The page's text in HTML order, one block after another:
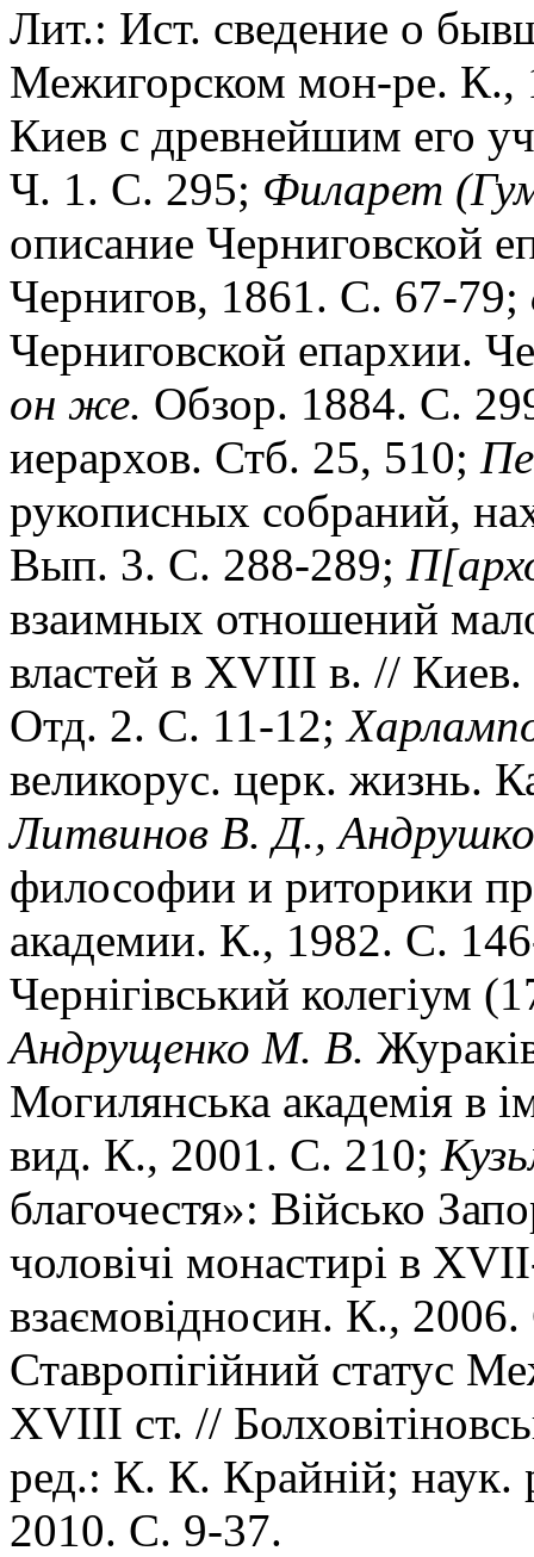
Лит.: Ист. сведение о
Межигорском мон-ре.
Киев с древнейшим его
Ч. 1. С. 295; Филарет
описание Черниговской
Чернигов, 1861. С. 67-79;
Черниговской епархии.
он же. Обзор. 1884. С.
иерархов. Стб. 25, 510;
рукописных собраний,
Вып. 3. С. 288-289;
взаимных отношений
властей в XVIII в. //
Отд. 2. С. 11-12;
великорус. церк. жизнь.
Литвинов В. Д.,
философии и риторики
академии. К., 1982. С.
Чернiгiвський колегiум
Андрущенко М. В.
Могилянська академiя в
вид. К., 2001. С. 210;
благочестя»: Вiйсько
чоловiчi монастирi в
взаємовiдносин. К.,
Ставропiгiйний статус
XVIII cт. //
ред.: К. К. Крайнiй; наук.
2010. С. 9-37.